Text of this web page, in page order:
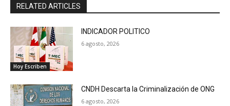
RELATED ARTICLES
Hoy Escriben
INDICADOR POLITICO
6 agosto, 2026
CNDH Descarta la Criminalización de ONG
6 agosto, 2026